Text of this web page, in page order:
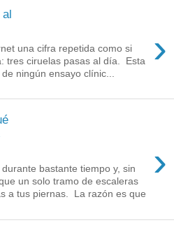
›
una cifra repetida como si
tres ciruelas pasas al día. Esta
ningún ensayo clínic...
›
bastante tiempo y, sin
un solo tramo de escaleras
a tus piernas. La razón es que